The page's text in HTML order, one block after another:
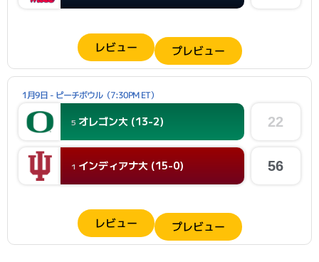
レビュー プレビュー
1月9日 - ピーチボウル（7:30PM ET）
5 オレゴン大 (13-2) 22
1 インディアナ大 (15-0) 56
レビュー プレビュー